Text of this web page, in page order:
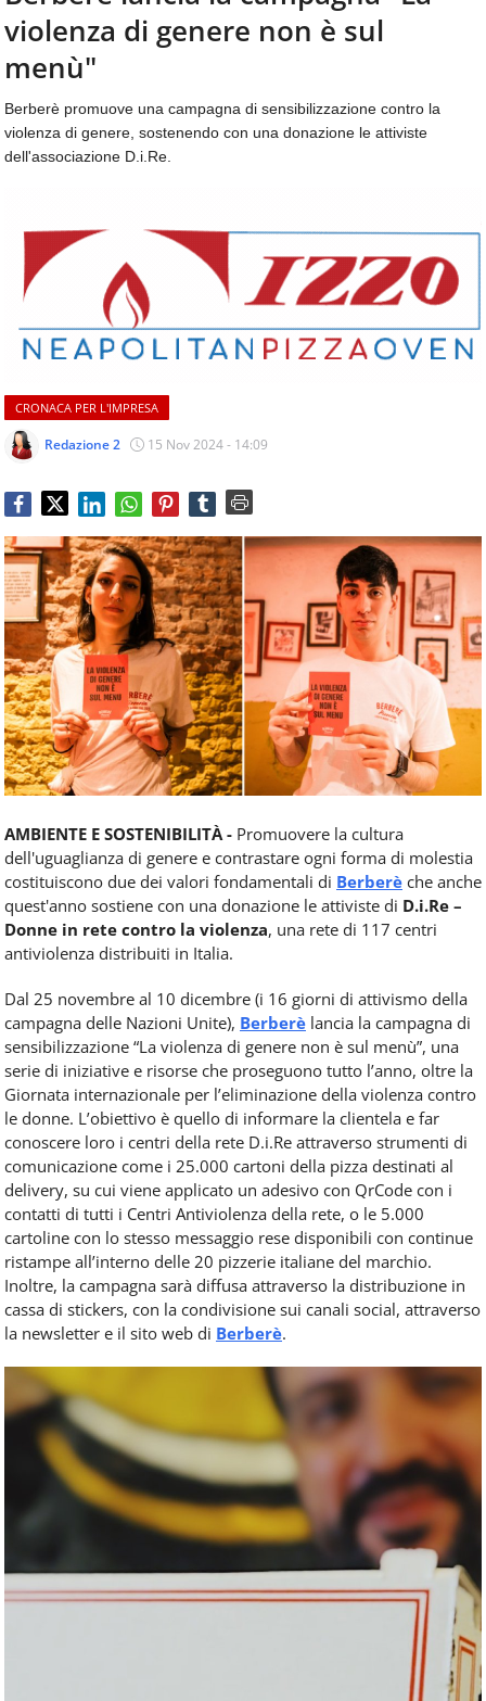
aggiornamenti
quotidiani
temi
come
ospitalità,
ristorazione,
catering
e
articoli
sul
mondo
dei
consumi
fuoricasa,
del
Food
Service
e
tutte
le
novità
del
comparto
Horeca.
CONTATTI
violenza di genere non è sul
menù"
Berberè promuove una campagna di sensibilizzazione contro la
violenza di genere, sostenendo con una donazione le attiviste
dell'associazione D.i.Re.
CRONACA PER L'IMPRESA
Redazione 2 15 Nov 2024 - 14:09
AMBIENTE E SOSTENIBILITÀ - Promuovere la cultura
dell'uguaglianza di genere e contrastare ogni forma di molestia
costituiscono due dei valori fondamentali di Berberè che anche
quest'anno sostiene con una donazione le attiviste di D.i.Re –
Donne in rete contro la violenza, una rete di 117 centri
antiviolenza distribuiti in Italia.
Dal 25 novembre al 10 dicembre (i 16 giorni di attivismo della
campagna delle Nazioni Unite), Berberè lancia la campagna di
sensibilizzazione “La violenza di genere non è sul menù”, una
serie di iniziative e risorse che proseguono tutto l’anno, oltre la
Giornata internazionale per l’eliminazione della violenza contro
le donne. L’obiettivo è quello di informare la clientela e far
conoscere loro i centri della rete D.i.Re attraverso strumenti di
comunicazione come i 25.000 cartoni della pizza destinati al
delivery, su cui viene applicato un adesivo con QrCode con i
contatti di tutti i Centri Antiviolenza della rete, o le 5.000
cartoline con lo stesso messaggio rese disponibili con continue
ristampe all’interno delle 20 pizzerie italiane del marchio.
Inoltre, la campagna sarà diffusa attraverso la distribuzione in
cassa di stickers, con la condivisione sui canali social, attraverso
la newsletter e il sito web di Berberè.